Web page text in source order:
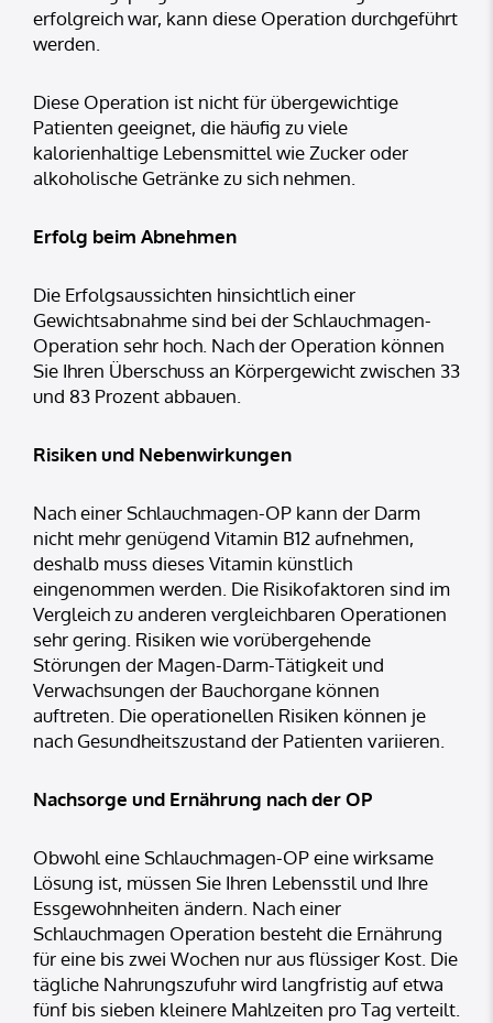
erfolgreich war, kann diese Operation durchgeführt
werden.
Diese Operation ist nicht für übergewichtige
Patienten geeignet, die häufig zu viele
kalorienhaltige Lebensmittel wie Zucker oder
alkoholische Getränke zu sich nehmen.
Erfolg beim Abnehmen
Die Erfolgsaussichten hinsichtlich einer
Gewichtsabnahme sind bei der Schlauchmagen-
Operation sehr hoch. Nach der Operation können
Sie Ihren Überschuss an Körpergewicht zwischen 33
und 83 Prozent abbauen.
Risiken und Nebenwirkungen
Nach einer Schlauchmagen-OP kann der Darm
nicht mehr genügend Vitamin B12 aufnehmen,
deshalb muss dieses Vitamin künstlich
eingenommen werden. Die Risikofaktoren sind im
Vergleich zu anderen vergleichbaren Operationen
sehr gering. Risiken wie vorübergehende
Störungen der Magen-Darm-Tätigkeit und
Verwachsungen der Bauchorgane können
auftreten. Die operationellen Risiken können je
nach Gesundheitszustand der Patienten variieren.
Nachsorge und Ernährung nach der OP
Obwohl eine Schlauchmagen-OP eine wirksame
Lösung ist, müssen Sie Ihren Lebensstil und Ihre
Essgewohnheiten ändern. Nach einer
Schlauchmagen Operation besteht die Ernährung
für eine bis zwei Wochen nur aus flüssiger Kost. Die
tägliche Nahrungszufuhr wird langfristig auf etwa
fünf bis sieben kleinere Mahlzeiten pro Tag verteilt.